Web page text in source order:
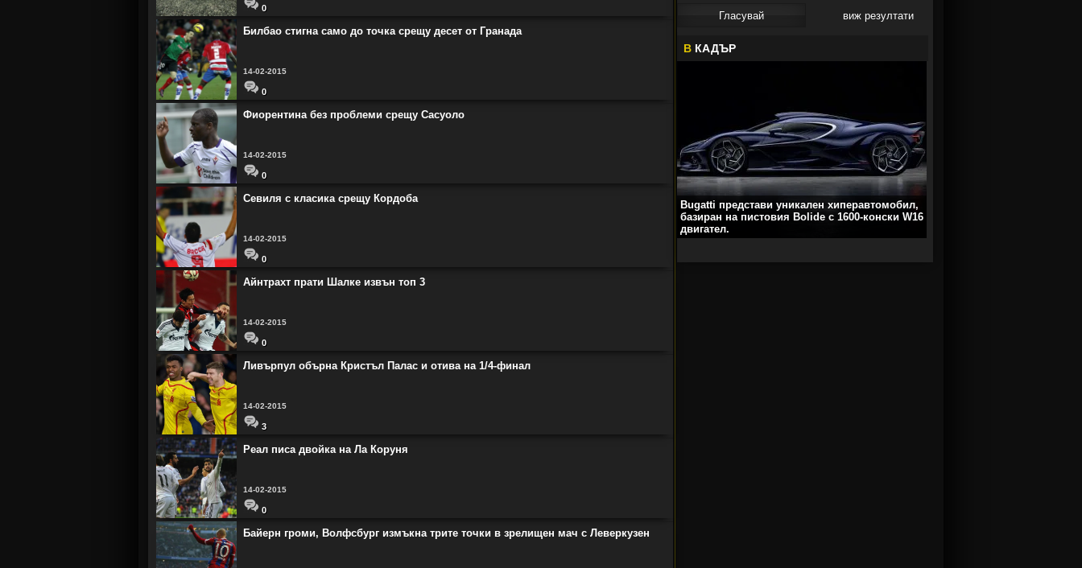
0
Билбао стигна само до точка срещу десет от Гранада
14-02-2015
0
Фиорентина без проблеми срещу Сасуоло
14-02-2015
0
Севиля с класика срещу Кордоба
14-02-2015
0
Айнтрахт прати Шалке извън топ 3
14-02-2015
0
Ливърпул обърна Кристъл Палас и отива на 1/4-финал
14-02-2015
3
Реал писа двойка на Ла Коруня
14-02-2015
0
Байерн громи, Волфсбург измъкна трите точки в зрелищен мач с Леверкузен
виж резултати
В КАДЪР
Bugatti представи уникален хиперавтомобил,
базиран на пистовия Bolide с 1600-конски W16
двигател.